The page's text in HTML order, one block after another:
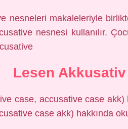
nesneleri makaleleriyle
nesnesi kullanılır.
Lesen
case, accusative case
case akk) hakkında